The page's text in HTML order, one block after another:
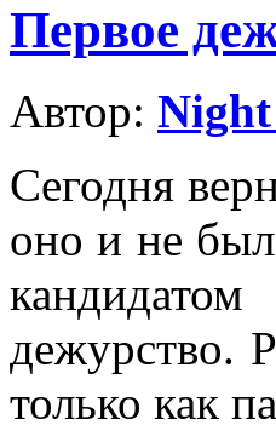
Первое
Автор:
Сегодня
оно и не
дежурство.
только как